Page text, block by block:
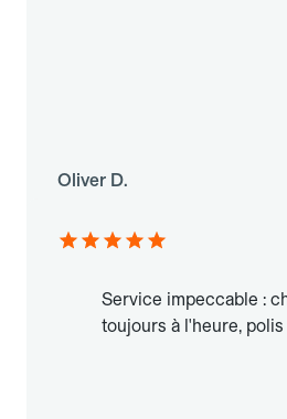
Oliver D.
Service impeccable :
toujours à l'heure,